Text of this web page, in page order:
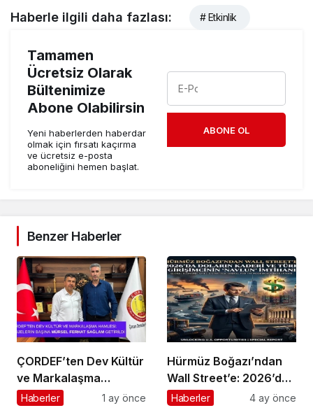
Haberle ilgili daha fazlası: # Etkinlik
Tamamen
Ücretsiz Olarak
Bültenimize
Abone Olabilirsin
Yeni haberlerden haberdar
olmak için fırsatı kaçırma
ve ücretsiz e-posta
aboneliğini hemen başlat.
ABONE OL
Benzer Haberler
ÇORDEF’ten Dev Kültür
ve Markalaşma
Hamlesi: Projelerin
Haberler 1 ay önce
Hürmüz Boğazı’ndan
Wall Street’e: 2026’da
Doların Kaderi ve Türk
Haberler 4 ay önce